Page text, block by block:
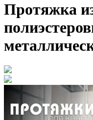
Протяжка